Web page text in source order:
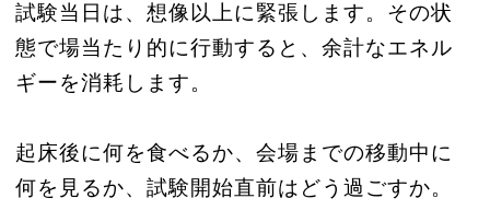
試験当日は、想像以上に緊張します。その状
態で場当たり的に行動すると、余計なエネル
ギーを消耗します。
起床後に何を食べるか、会場までの移動中に
何を見るか、試験開始直前はどう過ごすか。